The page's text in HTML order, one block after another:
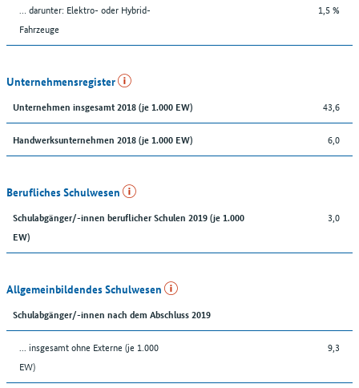
… darunter: Elektro- oder Hybrid-
Fahrzeuge
1,5 %
Unternehmensregister
Unternehmen insgesamt 2018 (je 1.000 EW) 43,6
Handwerksunternehmen 2018 (je 1.000 EW) 6,0
Berufliches Schulwesen
Schulabgänger/-innen beruflicher Schulen 2019 (je 1.000
EW)
3,0
Allgemeinbildendes Schulwesen
Schulabgänger/-innen nach dem Abschluss 2019
... insgesamt ohne Externe (je 1.000
EW)
9,3